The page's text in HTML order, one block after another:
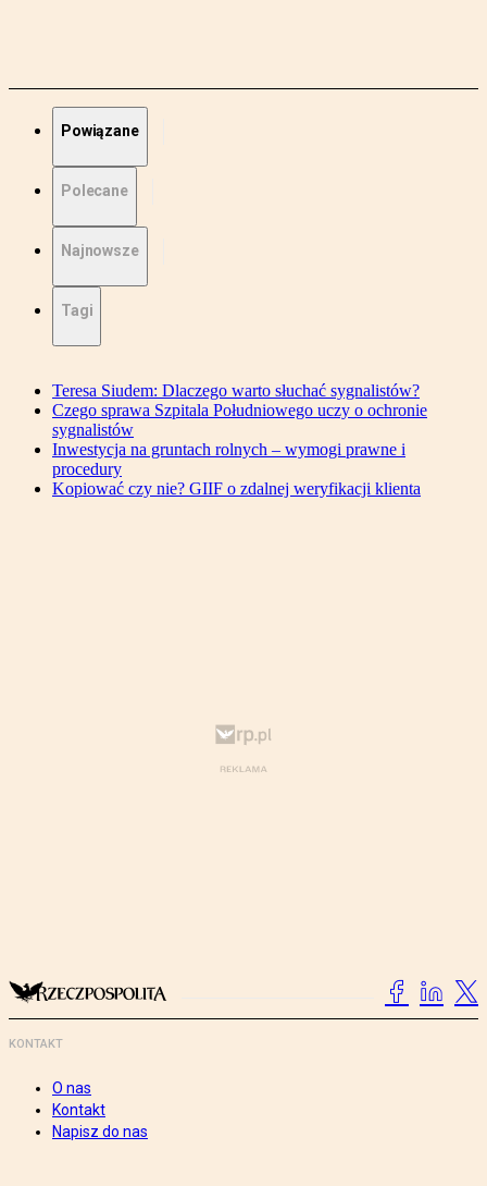
Powiązane
Polecane
Najnowsze
Tagi
Teresa Siudem: Dlaczego warto słuchać sygnalistów?
Czego sprawa Szpitala Południowego uczy o ochronie
sygnalistów
Inwestycja na gruntach rolnych – wymogi prawne i
procedury
Kopiować czy nie? GIIF o zdalnej weryfikacji klienta
KONTAKT
O nas
Kontakt
Napisz do nas